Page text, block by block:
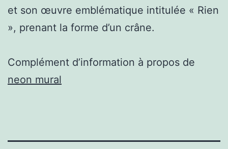
et son œuvre emblématique intitulée « Rien
», prenant la forme d’un crâne.
Complément d’information à propos de
neon mural